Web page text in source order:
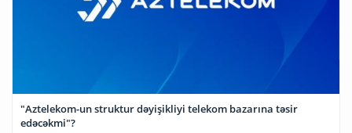
"Aztelekom-un struktur dəyişikliyi telekom bazarına təsir
edəcəkmi"?